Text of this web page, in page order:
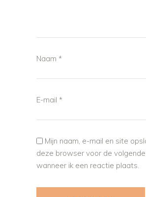
Naam *
E-mail *
Mijn naam, e-mail en site
deze browser voor de
wanneer ik een reactie plaats.